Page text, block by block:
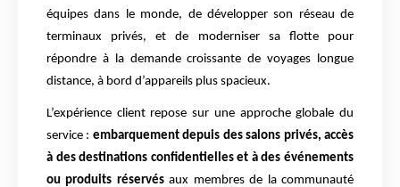
équipes dans le monde, de développer son réseau de
terminaux privés, et de moderniser sa flotte pour
répondre à la demande croissante de voyages longue
distance, à bord d’appareils plus spacieux.
L’expérience client repose sur une approche globale du
service : embarquement depuis des salons privés, accès
à des destinations confidentielles et à des événements
ou produits réservésaux membres de la communauté